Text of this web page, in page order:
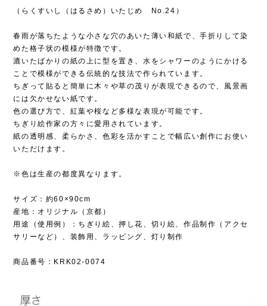
（らくすいし（はるさめ）いたじめ No.24）
春雨が落ちたような小さな穴のあいた薄い和紙で、手折りして染
めた格子状の模様が特徴です。
漉いたばかりの紙の上に型を置き、水をシャワーのようにかける
ことで模様ができる伝統的な技法で作られています。
ちぎって貼ると簡単に木々や草の茂りが表現できるので、風景画
には欠かせない紙です。
色の選び方で、紅葉や桜など多様な表現が可能です。
ちぎり絵作家の方々に愛用されています。
紙の透明感、柔らかさ、色彩を活かすことで幅広い創作にお使い
いただけます。
※色は生産の都度異なります。
サイズ：約60×90cm
産地：オリジナル（京都）
用途（使用例）：ちぎり絵、押し花、切り絵、作品制作（アクセ
サリーなど）、装飾用、ラッピング、灯り制作
商品番号：KRK02-0074